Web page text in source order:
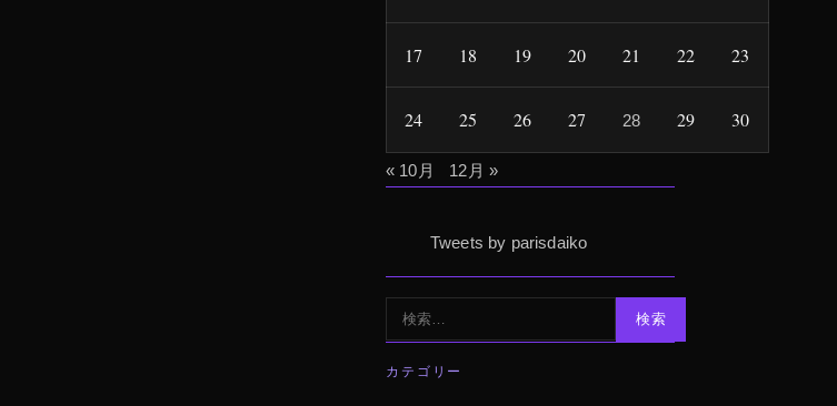
17 18 19 20 21 22 23
24 25 26 27 28 29 30
« 10月 12月 »
Tweets by parisdaiko
検
索:
カテゴリー